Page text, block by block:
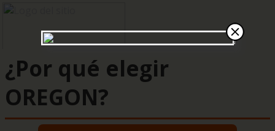
¿Por qué elegir
OREGON?